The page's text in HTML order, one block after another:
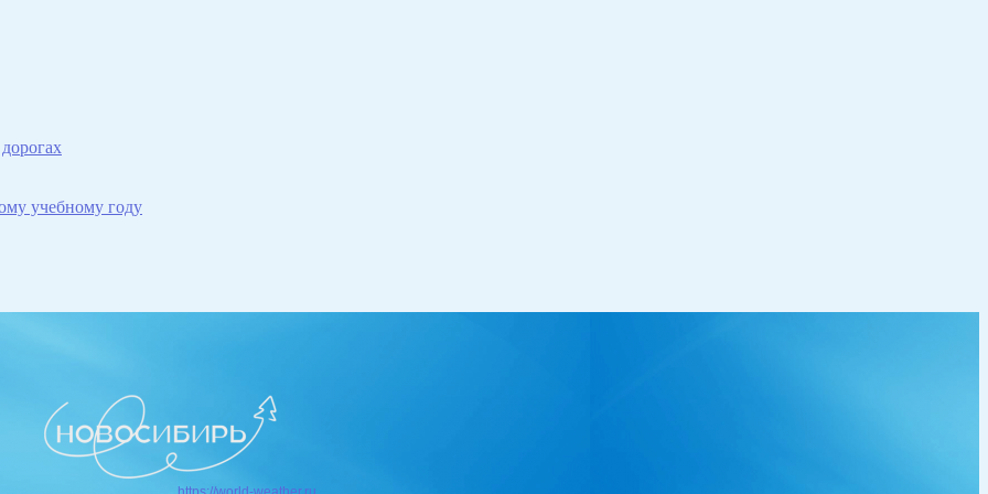
учебному году